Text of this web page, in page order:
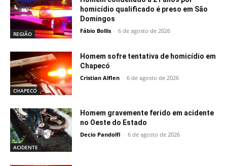
REGIÃO
homicídio qualificado é preso em São
Domingos
Fábio Bollis - 6 de agosto de 2026
CHAPECÓ
Homem sofre tentativa de homicídio em
Chapecó
Cristian Alflen - 6 de agosto de 2026
ACIDENTE
Homem gravemente ferido em acidente
no Oeste do Estado
Decio Pandolfi - 6 de agosto de 2026